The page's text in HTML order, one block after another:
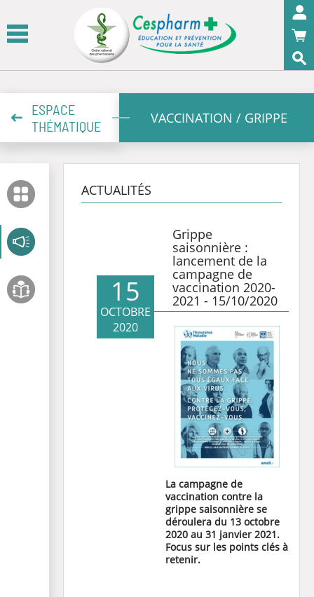
OK
ESPACE
THÉMATIQUE
VACCINATION / GRIPPE
ACTUALITÉS
Grippe
saisonnière :
lancement de la
campagne de
vaccination 2020-
2021 - 15/10/2020
15
OCTOBRE
2020
La campagne de
vaccination contre la
grippe saisonnière se
déroulera du 13 octobre
2020 au 31 janvier 2021.
Focus sur les points clés à
retenir.